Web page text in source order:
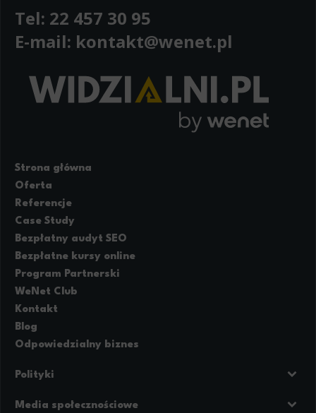
Tel: 22 457 30 95
E-mail: kontakt@wenet.pl
Strona główna
Oferta
Referencje
Case Study
Bezpłatny audyt SEO
Bezpłatne kursy online
Program Partnerski
WeNet Club
Kontakt
Blog
Odpowiedzialny biznes
Polityki
Regulamin strony
Media społecznościowe